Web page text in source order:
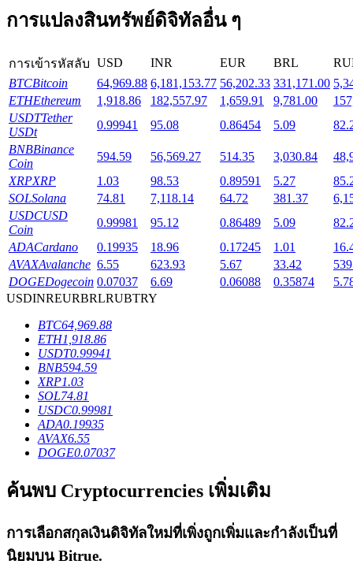
การล็อค BTR
การลงทุนพิเศษสำหรับผู้ถือ BTR
เงินกู้
บริการยืมเงินที่ได้รับการสนับสนุนจาก Crypto
ลงทุนอัตโนมัติ
คว้าผลกำไรระยะยาวและผลประโยชน์ที่ยืดหยุ่น
การแปลงสินทรัพย์ดิจิทัลอื่น ๆ
การเข้ารหัสลับ USD INR EUR BRL
BTCBitcoin 64,969.88 6,181,153.77 56,202.33 331,171.00
ETHEthereum 1,918.86 182,557.97 1,659.91 9,781.00
USDTTether
USDt
0.99941 95.08 0.86454 5.09
BNBBinance
Coin
594.59 56,569.27 514.35 3,030.84
XRPXRP 1.03 98.53 0.89591 5.27
SOLSolana 74.81 7,118.14 64.72 381.37
USDCUSD
Coin
0.99981 95.12 0.86489 5.09
ADACardano 0.19935 18.96 0.17245 1.01
AVAXAvalanche 6.55 623.93 5.67 33.42
DOGEDogecoin 0.07037 6.69 0.06088 0.35874
USDINREURBRLRUBTRY
BTC64,969.88
ETH1,918.86
USDT0.99941
BNB594.59
XRP1.03
SOL74.81
USDC0.99981
ADA0.19935
AVAX6.55
DOGE0.07037
ค้นพบ Cryptocurrencies เพิ่มเติม
การเลือกสกุลเงินดิจิทัลใหม่ที่เพิ่งถูกเพิ่มและกำลังเป็นที่
นิยมบน Bitrue.